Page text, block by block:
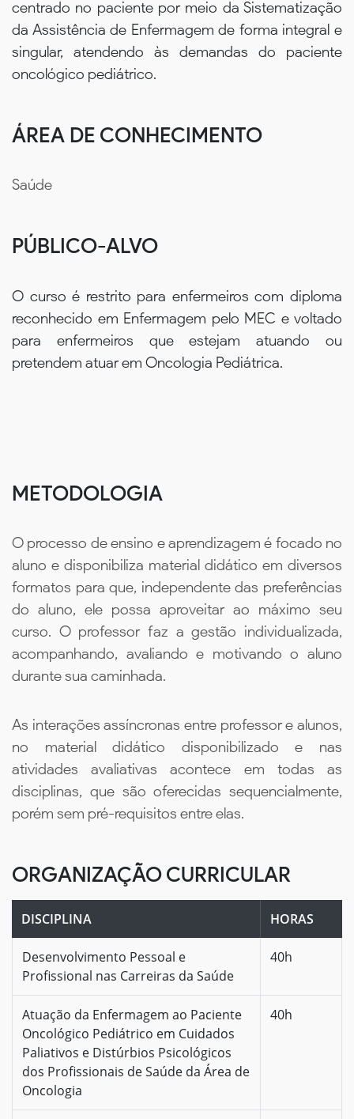
centrado no paciente por meio da Sistematização
da Assistência de Enfermagem de forma integral e
singular, atendendo às demandas do paciente
oncológico pediátrico.
ÁREA DE CONHECIMENTO
Saúde
PÚBLICO-ALVO
O curso é restrito para enfermeiros com diploma
reconhecido em Enfermagem pelo MEC e voltado
para enfermeiros que estejam atuando ou
pretendem atuar em Oncologia Pediátrica.
METODOLOGIA
O processo de ensino e aprendizagem é focado no
aluno e disponibiliza material didático em diversos
formatos para que, independente das preferências
do aluno, ele possa aproveitar ao máximo seu
curso. O professor faz a gestão individualizada,
acompanhando, avaliando e motivando o aluno
durante sua caminhada.
As interações assíncronas entre professor e alunos,
no material didático disponibilizado e nas
atividades avaliativas acontece em todas as
disciplinas, que são oferecidas sequencialmente,
porém sem pré-requisitos entre elas.
ORGANIZAÇÃO CURRICULAR
DISCIPLINA HORAS
Desenvolvimento Pessoal e
Profissional nas Carreiras da Saúde
40h
Atuação da Enfermagem ao Paciente
Oncológico Pediátrico em Cuidados
Paliativos e Distúrbios Psicológicos
dos Profissionais de Saúde da Área de
Oncologia
40h